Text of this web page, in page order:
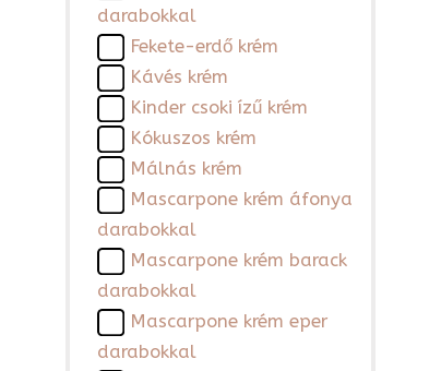
darabokkal
Fekete-erdő krém
Kávés krém
Kinder csoki ízű krém
Kókuszos krém
Málnás krém
Mascarpone krém áfonya
darabokkal
Mascarpone krém barack
darabokkal
Mascarpone krém eper
darabokkal